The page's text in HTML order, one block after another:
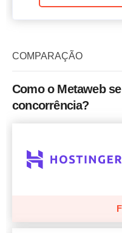
COMPARAÇÃO
Como o Metaweb
concorrência?